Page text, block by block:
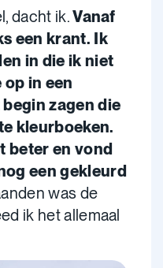
dacht ik.Vanaf
een krant. Ik
in die ik niet
in een
zagen die
kleurboeken.
beter en vond
een gekleurd
was de
ik het allemaal